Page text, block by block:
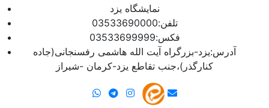
نمایشگاه یزد
تلفن:03533690000
فکس:03533699999
آدرس:یزد-بزرگراه آیت الله هاشمی رفسنجانی(جاده
کنارگذر)،جنب تقاطع یزد-کرمان -شیراز